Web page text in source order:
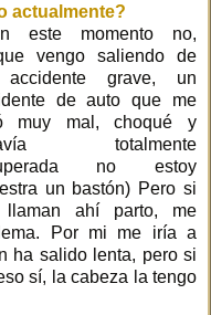
actualmente?
este momento no,
vengo saliendo de
grave, un
de auto que me
muy mal, choqué y
totalmente
no estoy
un bastón) Pero si
llaman ahí parto, me
Por mi me iría a
ha salido lenta, pero si
sí, la cabeza la tengo